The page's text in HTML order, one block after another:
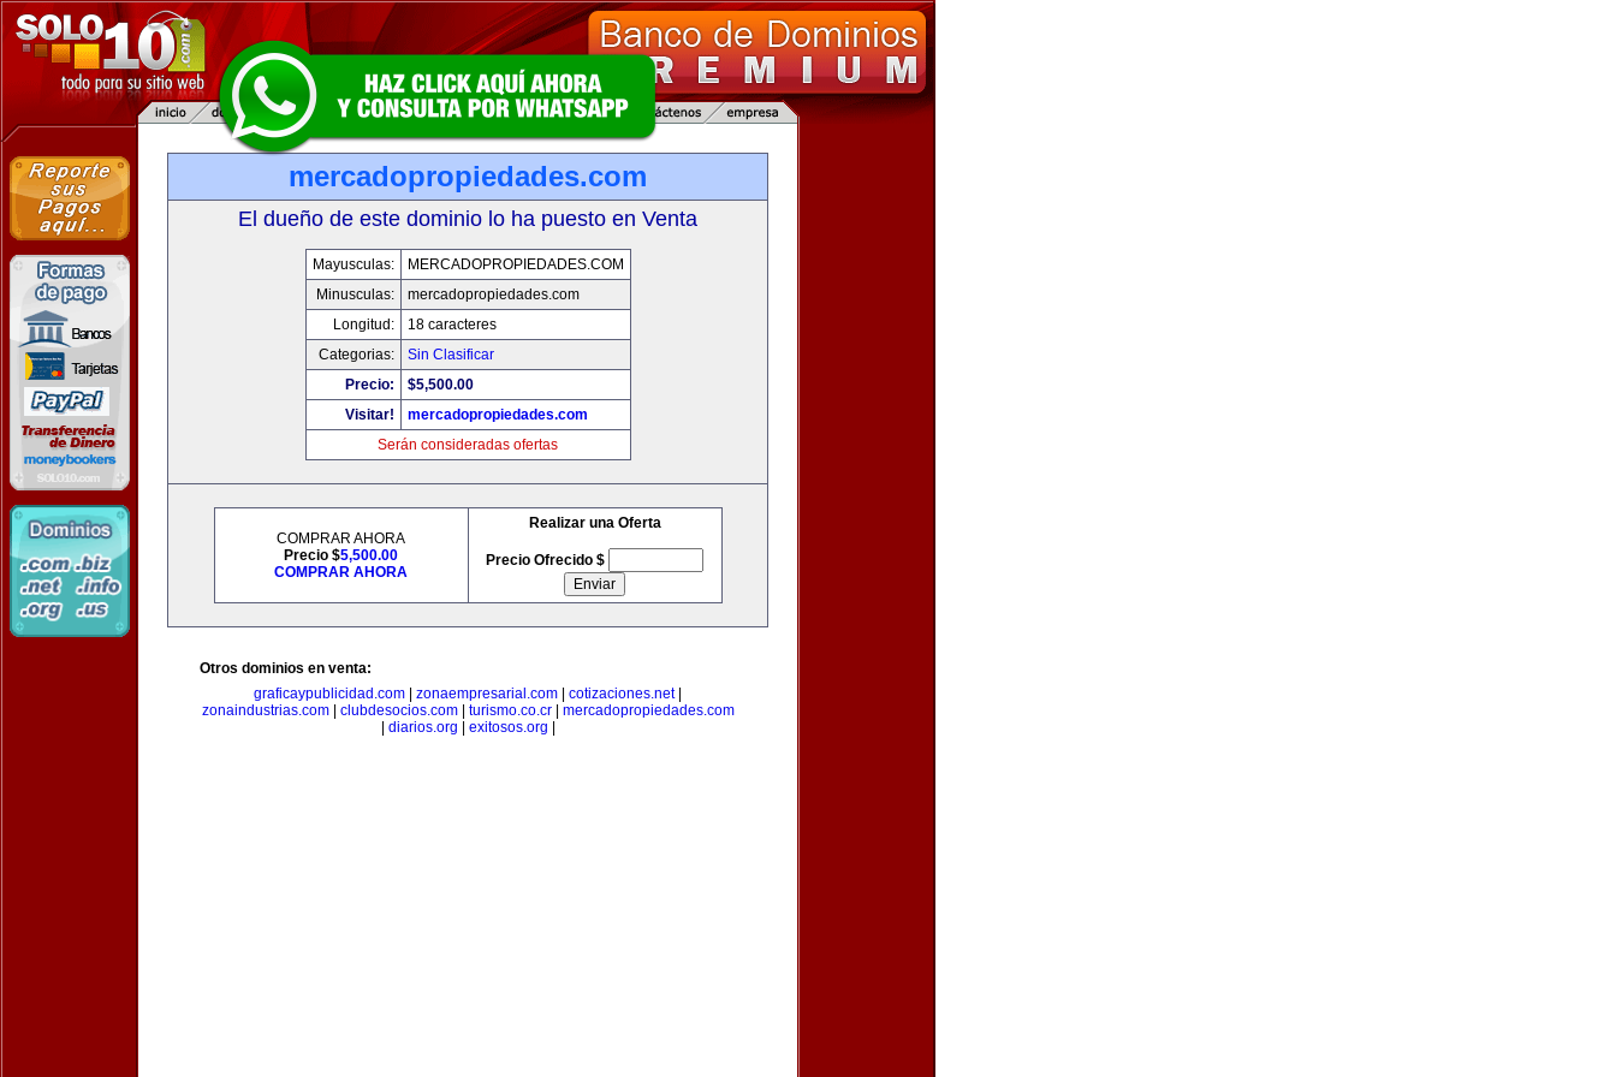
mercadopropiedades.com
El dueño de este dominio lo ha puesto en Venta
Mayusculas:
MERCADOPROPIEDADES.COM
Minusculas:
mercadopropiedades.com
Longitud:
18 caracteres
Categorias:
Sin Clasificar
Precio:
$5,500.00
Visitar!
mercadopropiedades.com
Serán consideradas ofertas
COMPRAR AHORA
Precio $5,500.00
COMPRAR AHORA
Realizar una Oferta
Precio Ofrecido $
Otros dominios en venta:
graficaypublicidad.com
zonaempresarial.com cotizaciones.net|
zonaindustrias.com| clubdesocios.com| turismo.co.cr| mercadopropiedades.com
diarios.org exitosos.org